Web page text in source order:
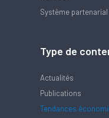
Système partenarial
Type de
Actualités
Publications
Tendances